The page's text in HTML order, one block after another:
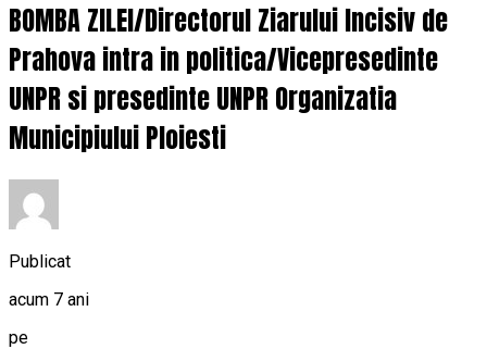
BOMBA ZILEI/Directorul Ziarului Incisiv de
Prahova intra in politica/Vicepresedinte
UNPR si presedinte UNPR Organizatia
Municipiului Ploiesti
Publicat
acum 7 ani
pe